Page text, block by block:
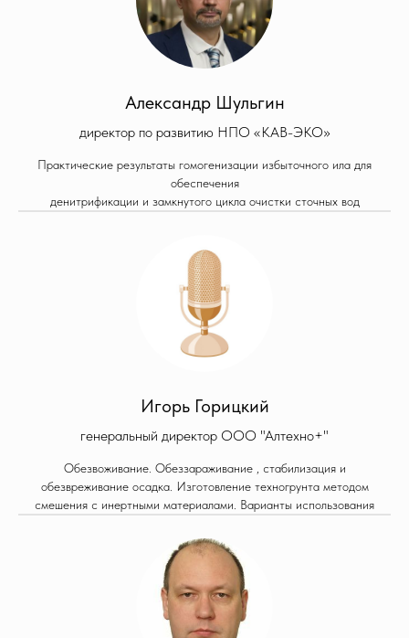
Александр Шульгин
директор по развитию НПО «КАВ-ЭКО»
Практические результаты гомогенизации избыточного ила для
обеспечения
денитрификации и замкнутого цикла очистки сточных вод
Игорь Горицкий
генеральный директор ООО "Алтехно+"
Обезвоживание. Обеззараживание , стабилизация и
обезвреживание осадка. Изготовление техногрунта методом
смешения с инертными материалами. Варианты использования